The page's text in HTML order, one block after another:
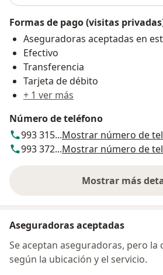
Formas de pago (visitas
Aseguradoras aceptadas en
Efectivo
Transferencia
Tarjeta de débito
+ 1 ver más
Número de teléfono
993 315...Mostrar número de
993 372...Mostrar número de
Mostrar mássobre
Aseguradoras aceptadas
Se aceptan aseguradoras, pero la
según la ubicación y el servicio.